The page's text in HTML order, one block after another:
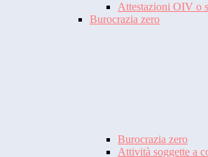
Attestazioni OIV o
Burocrazia zero
Burocrazia zero
Attività soggette a